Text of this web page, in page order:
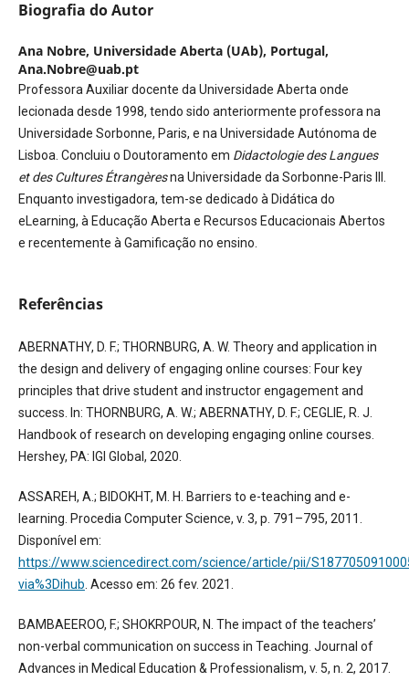
Biografia do Autor
Ana Nobre, Universidade Aberta (UAb), Portugal,
Ana.Nobre@uab.pt
Professora Auxiliar docente da Universidade Aberta onde
lecionada desde 1998, tendo sido anteriormente professora na
Universidade Sorbonne, Paris, e na Universidade Autónoma de
Lisboa. Concluiu o Doutoramento em Didactologie des Langues
et des Cultures Étrangèresna Universidade da Sorbonne-Paris III.
Enquanto investigadora, tem-se dedicado à Didática do
eLearning, à Educação Aberta e Recursos Educacionais Abertos
e recentemente à Gamificação no ensino.
Referências
ABERNATHY, D. F.; THORNBURG, A. W. Theory and application in
the design and delivery of engaging online courses: Four key
principles that drive student and instructor engagement and
success. In: THORNBURG, A. W.; ABERNATHY, D. F.; CEGLIE, R. J.
Handbook of research on developing engaging online courses.
Hershey, PA: IGI Global, 2020.
ASSAREH, A.; BIDOKHT, M. H. Barriers to e-teaching and e-
learning. Procedia Computer Science, v. 3, p. 791–795, 2011.
Disponível em:
https://www.sciencedirect.com/science/article/pii/
via%3Dihub. Acesso em: 26 fev. 2021.
BAMBAEEROO, F.; SHOKRPOUR, N. The impact of the teachers’
non-verbal communication on success in Teaching. Journal of
Advances in Medical Education & Professionalism, v. 5, n. 2, 2017.